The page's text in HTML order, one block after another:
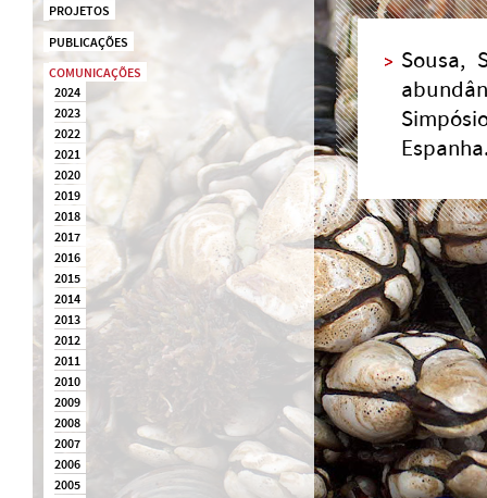
PROJETOS
PUBLICAÇÕES
COMUNICAÇÕES
2024
2023
2022
2021
2020
2019
2018
2017
2016
2015
2014
2013
2012
2011
2010
2009
2008
2007
2006
2005
Sousa,